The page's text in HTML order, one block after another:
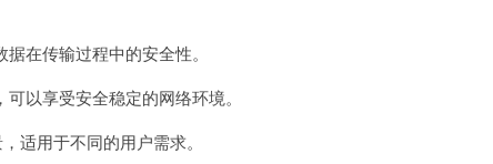
在传输过程中的安全性。
以享受安全稳定的网络环境。
适用于不同的用户需求。